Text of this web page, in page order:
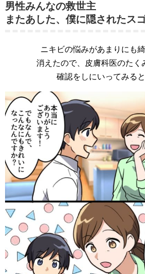
男性みんなの救世主
またあした、僕に隠されたス
ニキビの悩みがあまりにも
消えたので、皮膚科医のたく
確認をしにいってみると